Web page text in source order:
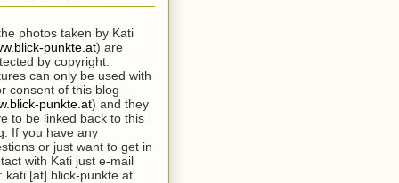
photos taken by Kati
punkte.at) are
by copyright.
can only be used with
consent of this blog
punkte.at) and they
to be linked back to this
If you have any
or just want to get in
with Kati just e-mail
kati [at] blick-punkte.at